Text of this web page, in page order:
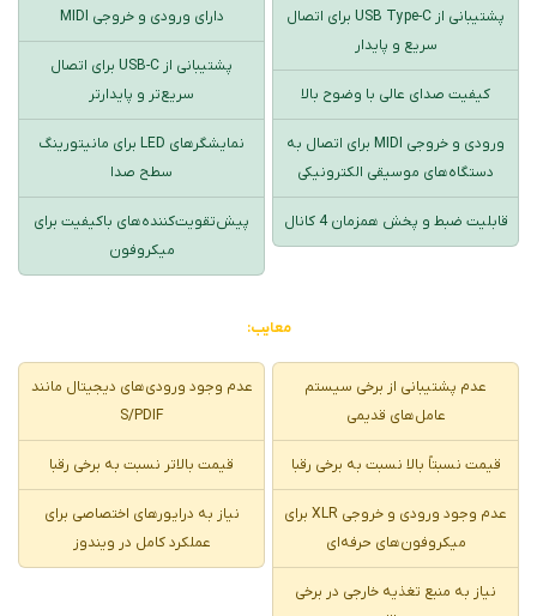
پشتیبانی از USB Type-C برای اتصال
سریع و پایدار
کیفیت صدای عالی با وضوح بالا
ورودی و خروجی MIDI برای اتصال به
دستگاه‌های موسیقی الکترونیکی
قابلیت ضبط و پخش همزمان 4 کانال
دارای ورودی و خروجی MIDI
پشتیبانی از USB-C برای اتصال
سریع‌تر و پایدارتر
نمایشگرهای LED برای مانیتورینگ
سطح صدا
پیش‌تقویت‌کننده‌های باکیفیت برای
میکروفون
معایب:
عدم پشتیبانی از برخی سیستم‌
عامل‌های قدیمی
قیمت نسبتاً بالا نسبت به برخی رقبا
عدم وجود ورودی و خروجی XLR برای
میکروفون‌های حرفه‌ای
نیاز به منبع تغذیه خارجی در برخی
عدم وجود ورودی‌های دیجیتال مانند
S/PDIF
قیمت بالاتر نسبت به برخی رقبا
نیاز به درایورهای اختصاصی برای
عملکرد کامل در ویندوز